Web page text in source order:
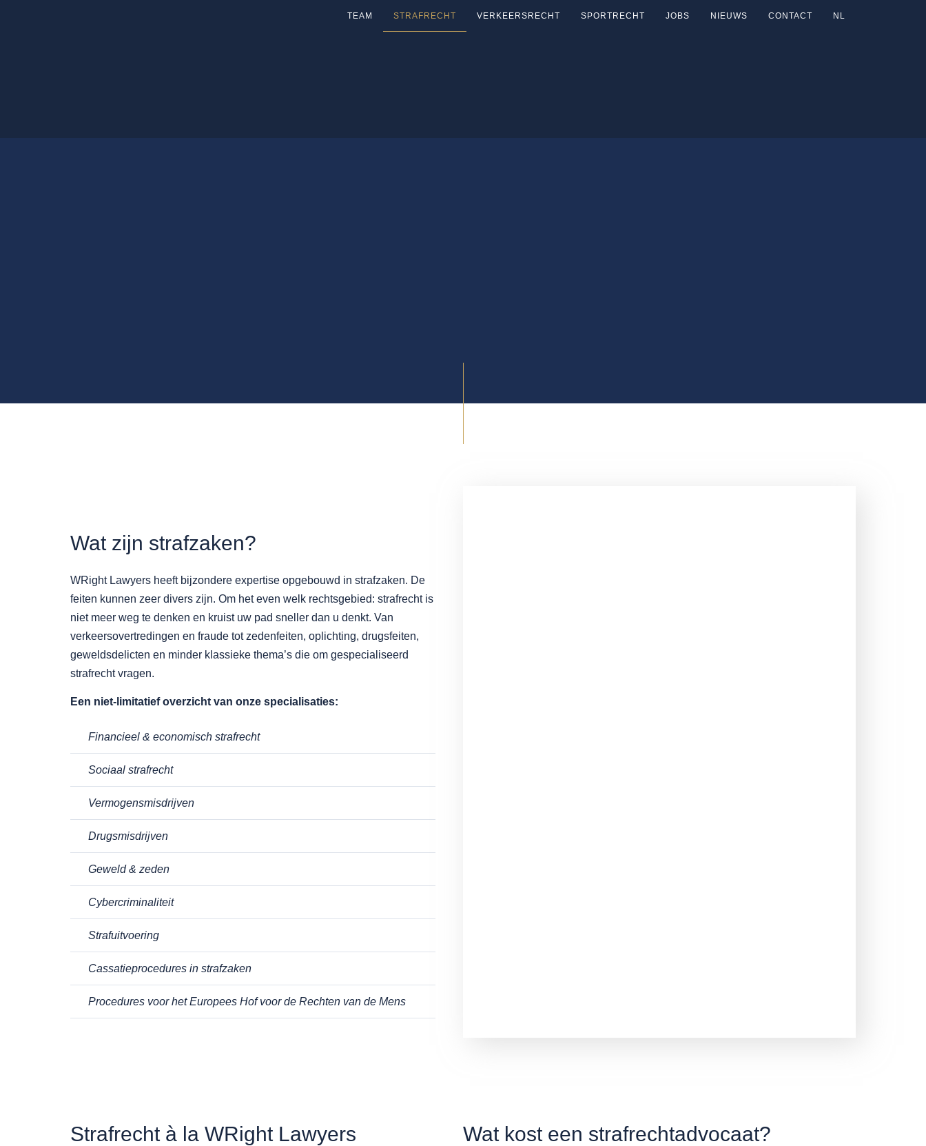
TEAM STRAFRECHT VERKEERSRECHT SPORTRECHT JOBS NIEUWS CONTACT NL
Wat zijn strafzaken?
WRight Lawyers heeft bijzondere expertise opgebouwd in strafzaken. De
feiten kunnen zeer divers zijn. Om het even welk rechtsgebied: strafrecht is
niet meer weg te denken en kruist uw pad sneller dan u denkt. Van
verkeersovertredingen en fraude tot zedenfeiten, oplichting, drugsfeiten,
geweldsdelicten en minder klassieke thema’s die om gespecialiseerd
strafrecht vragen.
Een niet-limitatief overzicht van onze specialisaties:
Financieel & economisch strafrecht
Sociaal strafrecht
Vermogensmisdrijven
Drugsmisdrijven
Geweld & zeden
Cybercriminaliteit
Strafuitvoering
Cassatieprocedures in strafzaken
Procedures voor het Europees Hof voor de Rechten van de Mens
Strafrecht à la WRight Lawyers Wat kost een strafrechtadvocaat?